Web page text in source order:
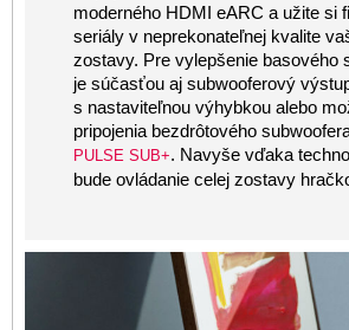
moderného HDMI eARC a užite si
seriály v neprekonateľnej kvalite
zostavy. Pre vylepšenie basového
je súčasťou aj subwooferový
s nastaviteľnou výhybkou alebo
pripojenia bezdrôtového
PULSE SUB+. Navyše vďaka
bude ovládanie celej zostavy